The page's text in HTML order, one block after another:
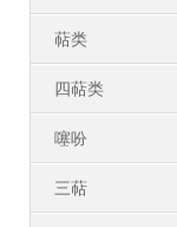
萜类
四萜类
噻吩
三萜